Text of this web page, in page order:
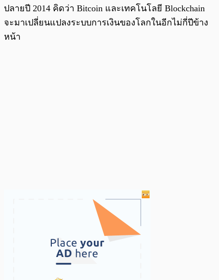
ปลายปี 2014 คิดว่า Bitcoin และเทคโนโลยี Blockchain
จะมาเปลี่ยนแปลงระบบการเงินของโลกในอีกไม่กี่ปีข้าง
หน้า